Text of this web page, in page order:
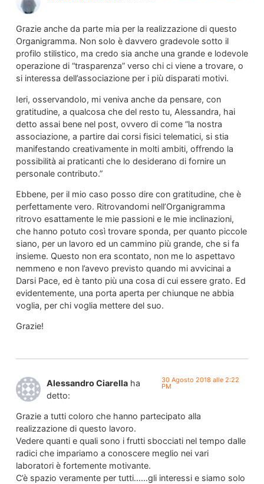
Grazie anche da parte mia per la realizzazione di questo
Organigramma. Non solo è davvero gradevole sotto il
profilo stilistico, ma credo sia anche una grande e lodevole
operazione di “trasparenza” verso chi ci viene a trovare, o
si interessa dell’associazione per i più disparati motivi.
Ieri, osservandolo, mi veniva anche da pensare, con
gratitudine, a qualcosa che del resto tu, Alessandra, hai
detto assai bene nel post, ovvero di come “la nostra
associazione, a partire dai corsi fisici telematici, si stia
manifestando creativamente in molti ambiti, offrendo la
possibilità ai praticanti che lo desiderano di fornire un
personale contributo.”
Ebbene, per il mio caso posso dire con gratitudine, che è
perfettamente vero. Ritrovandomi nell’Organigramma
ritrovo esattamente le mie passioni e le mie inclinazioni,
che hanno potuto così trovare sponda, per quanto piccole
siano, per un lavoro ed un cammino più grande, che si fa
insieme. Questo non era scontato, non me lo aspettavo
nemmeno e non l’avevo previsto quando mi avvicinai a
Darsi Pace, ed è tanto più una cosa di cui essere grato. Ed
evidentemente, una porta aperta per chiunque ne abbia
voglia, per chi voglia mettere del suo.
Grazie!
Alessandro Ciarella ha
detto:
30 Agosto 2018 alle 2:22
PM
Grazie a tutti coloro che hanno partecipato alla
realizzazione di questo lavoro.
Vedere quanti e quali sono i frutti sbocciati nel tempo dalle
radici che impariamo a conoscere meglio nei vari
laboratori è fortemente motivante.
C’è spazio veramente per tutti……gli interessi e siamo solo